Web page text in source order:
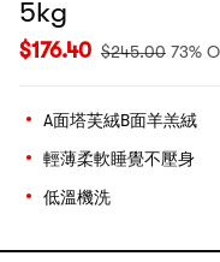
5kg
$176.40 $245.00 73%
A面塔芙絨B面羊羔絨
輕薄柔軟睡覺不壓身
低溫機洗